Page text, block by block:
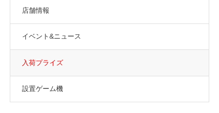
店舗情報
イベント&ニュース
入荷プライズ
設置ゲーム機